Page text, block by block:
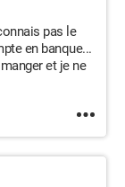
pas le
en banque...
et je ne